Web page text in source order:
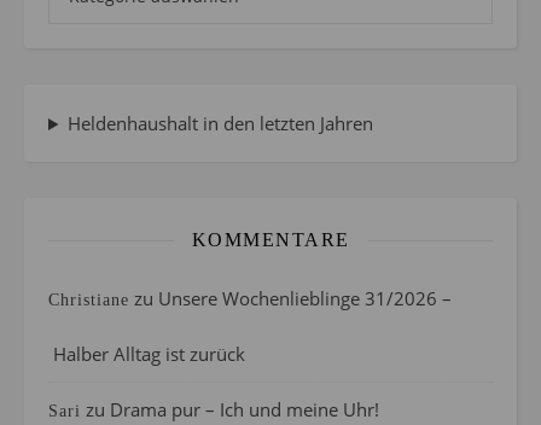
Heldenhaushalt in den letzten Jahren
KOMMENTARE
Christiane zu Unsere Wochenlieblinge 31/2026 –
Halber Alltag ist zurück
Sari zu Drama pur – Ich und meine Uhr!